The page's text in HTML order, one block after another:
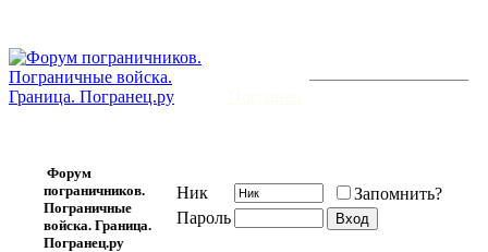
Форум
пограничников.
Пограничные
войска. Граница.
Погранец.ру
Ник
Запомнить?
Пароль